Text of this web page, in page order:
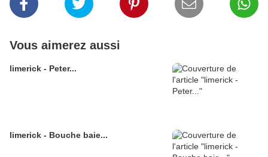
Vous aimerez aussi
limerick - Peter...
limerick - Bouche baie...